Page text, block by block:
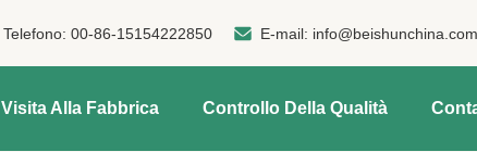
Telefono:00-86-15154222850 E-mail:
Visita Alla Fabbrica Controllo Della Qualità